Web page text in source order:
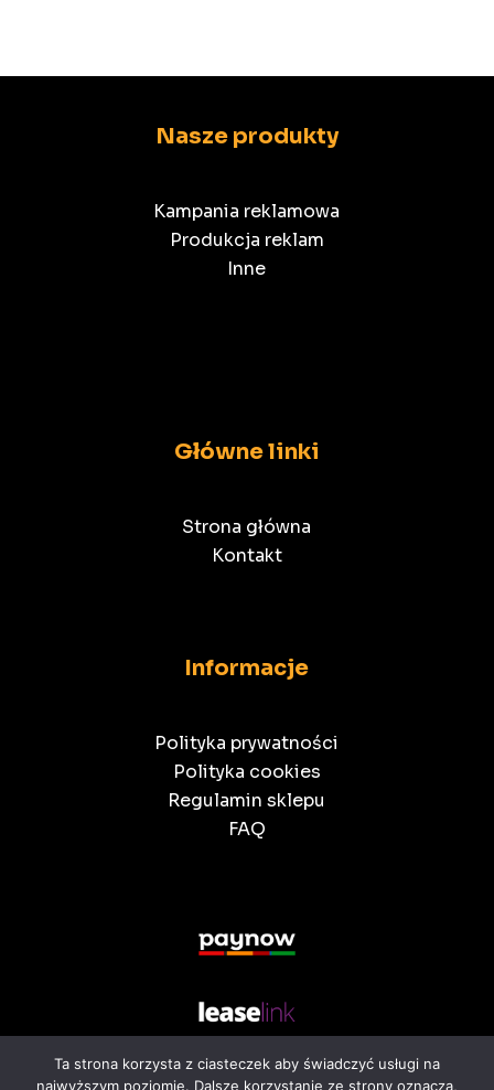
Nasze produkty
Kampania reklamowa
Produkcja reklam
Inne
Główne linki
Strona główna
Kontakt
Informacje
Polityka prywatności
Polityka cookies
Regulamin sklepu
FAQ
Ta strona korzysta z ciasteczek aby świadczyć usługi na
najwyższym poziomie. Dalsze korzystanie ze strony oznacza,